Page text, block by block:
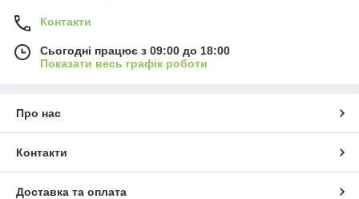
Контакти
Сьогодні працює з 09:00 до 18:00
Показати весь графік роботи
Про нас
Контакти
Доставка та оплата